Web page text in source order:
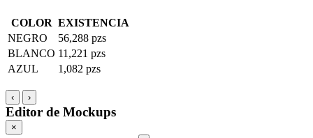
COLOR EXISTENCIA
NEGRO
56,288 pzs
BLANCO 11,221 pzs
AZUL
1,082 pzs
‹ ›
Editor de Mockups
×